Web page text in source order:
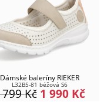
Dámské baleríny RIEKER
L32B5-81 béžová S6
1 990 Kč
799Kč